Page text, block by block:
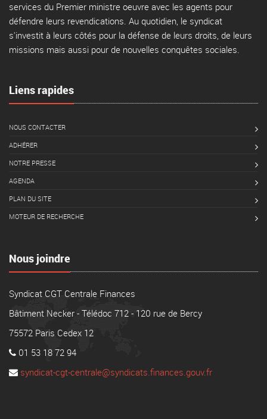
services du Premier ministre oeuvre avec les agents pour
défendre leurs revendications. Au quotidien, le syndicat
s'investit à leurs côtés pour la défense de leurs droits, de leurs
missions mais aussi pour de nouvelles conquêtes sociales.
Liens rapides
NOUS CONTACTER
ADHÉRER
NOTRE PRESSE
AGENDA
PLAN DU SITE
MOTEUR DE RECHERCHE
Nous joindre
Syndicat CGT Centrale Finances
Bâtiment Necker - Télédoc 712 - 120 rue de Bercy
75572 Paris Cedex 12
01 53 18 72 94
syndicat-cgt-centrale@syndicats.finances.gouv.fr